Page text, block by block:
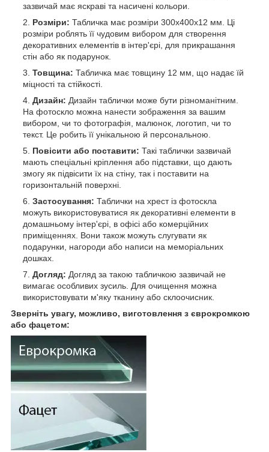
зазвичай має яскраві та насичені кольори.
Розміри: Табличка має розміри 300х400x12 мм. Ці
розміри роблять її чудовим вибором для створення
декоративних елементів в інтер'єрі, для прикрашання
стін або як подарунок.
Товщина: Табличка має товщину 12 мм, що надає їй
міцності та стійкості.
Дизайн: Дизайн таблички може бути різноманітним.
На фотоскло можна нанести зображення за вашим
вибором, чи то фотографія, малюнок, логотип, чи то
текст. Це робить її унікальною й персональною.
Повісити або поставити: Такі таблички зазвичай
мають спеціальні кріплення або підставки, що дають
змогу як підвісити їх на стіну, так і поставити на
горизонтальній поверхні.
Застосування: Таблички на хрест із фотоскла
можуть використовуватися як декоративні елементи в
домашньому інтер'єрі, в офісі або комерційних
приміщеннях. Вони також можуть слугувати як
подарунки, нагороди або написи на меморіальних
дошках.
Догляд: Догляд за такою табличкою зазвичай не
вимагає особливих зусиль. Для очищення можна
використовувати м'яку тканину або склоочисник.
Зверніть увагу, можливо, виготовлення з єврокромкою
або фацетом: